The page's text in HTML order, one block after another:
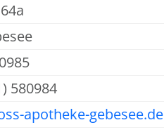
580984
apotheke-gebesee.de